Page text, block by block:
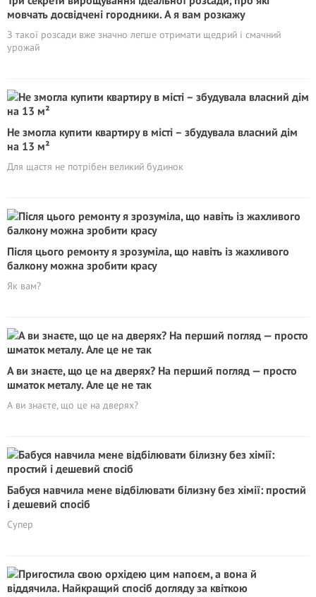
мовчать досвідчені городники. А я вам розкажу
З такої розсади вже значно легше отримати щедрий і смачний
урожай
Не змогла купити квартиру в місті – збудувала власний дім
на 13 м²
Для щастя не потрібен великий будинок
Після цього ремонту я зрозуміла, що навіть із жахливого
балкону можна зробити красу
Як вам?
А ви знаєте, що це на дверях? На перший погляд — просто
шматок металу. Але це не так
А ви знаєте, що це на дверях?
Бабуся навчила мене відбілювати білизну без хімії: простий
і дешевий спосіб
Супер